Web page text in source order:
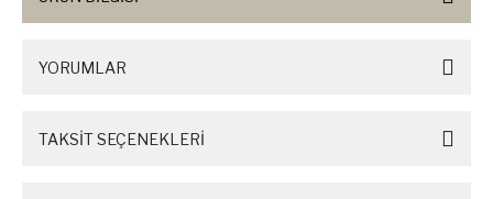
YORUMLAR
TAKSİT SEÇENEKLERİ